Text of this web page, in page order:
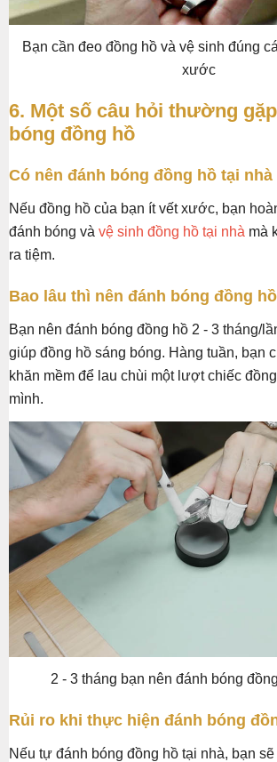
Bạn cần đeo đồng hồ và vệ sinh đúng
xước
6. Một số câu hỏi thường
bóng đồng hồ
Có nên đánh bóng đồng hồ tại
Nếu đồng hồ của bạn ít vết xước, bạn
đánh bóng và vệ sinh đồng hồ tại nhà mà
ra tiệm.
Bao lâu thì nên đánh bóng đồng
Bạn nên đánh bóng đồng hồ 2 - 3 tháng/
giúp đồng hồ sáng bóng. Hàng tuần, bạn
khăn mềm để lau chùi một lượt chiếc
mình.
2 - 3 tháng bạn nên đánh bóng
Rủi ro khi thực hiện đánh bóng
Nếu tự đánh bóng đồng hồ tại nhà, bạn